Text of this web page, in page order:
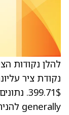
להלן נקודות